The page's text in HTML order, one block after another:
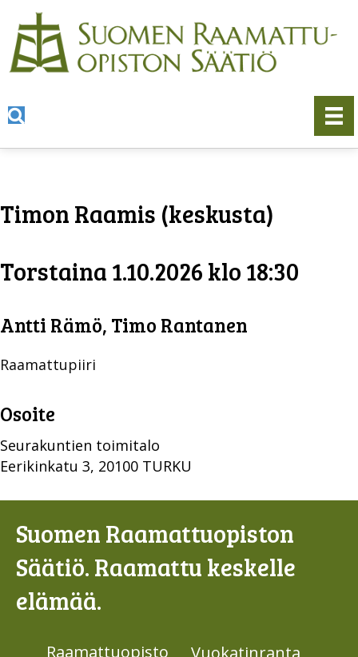
Timon Raamis (keskusta)
Torstaina 1.10.2026 klo 18:30
Antti Rämö, Timo Rantanen
Raamattupiiri
Osoite
Seurakuntien toimitalo
Eerikinkatu 3, 20100 TURKU
Suomen Raamattuopiston
Säätiö. Raamattu keskelle
elämää.
Raamattuopisto
Vuokatinranta